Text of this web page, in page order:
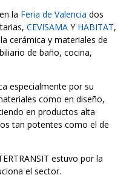
la Feria de Valencia dos
CEVISAMA YHABITAT,
cerámica y materiales de
de baño, cocina,
especialmente por su
como en diseño,
en productos alta
tan potentes como el de
estuvo por la
el sector.